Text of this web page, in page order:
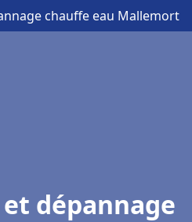
chauffe eau Mallemort
dépannage